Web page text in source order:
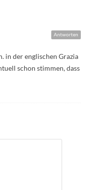
Antworten
in der englischen Grazia
schon stimmen, dass